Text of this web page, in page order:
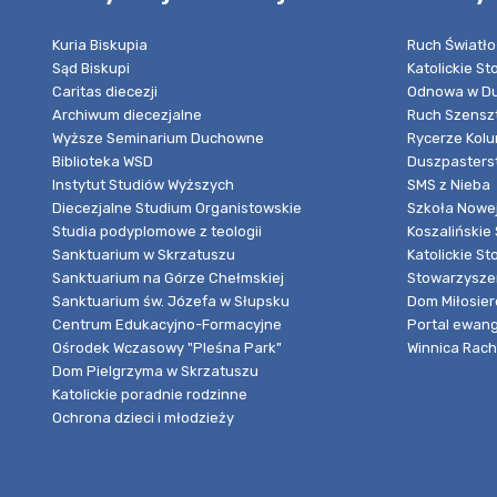
Kuria Biskupia
Sąd Biskupi
Caritas diecezji
Archiwum diecezjalne
Wyższe Seminarium Duchowne
Biblioteka WSD
Instytut Studiów Wyższych
Diecezjalne Studium Organistowskie
Studia podyplomowe z teologii
Sanktuarium w Skrzatuszu
Sanktuarium na Górze Chełmskiej
Sanktuarium św. Józefa w Słupsku
Centrum Edukacyjno-Formacyjne
Ośrodek Wczasowy "Pleśna Park"
Dom Pielgrzyma w Skrzatuszu
Katolickie poradnie rodzinne
Ochrona dzieci i młodzieży
Ruch
Katolickie
Odnowa w
Ruch
Rycerze
SMS z Nieba
Szkoła
Koszalińskie
Katolickie
Dom
Portal
Winnica